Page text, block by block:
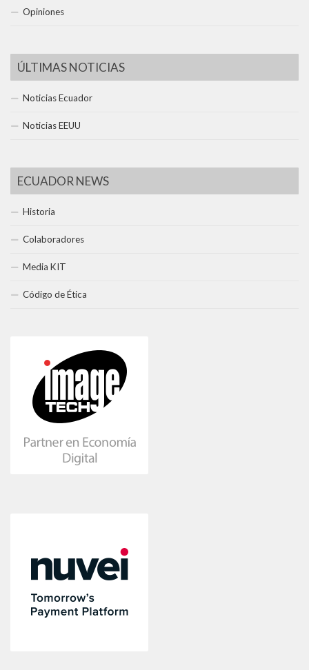
Opiniones
ÚLTIMAS NOTICIAS
Noticias Ecuador
Noticias EEUU
ECUADOR NEWS
Historia
Colaboradores
Media KIT
Código de Ética